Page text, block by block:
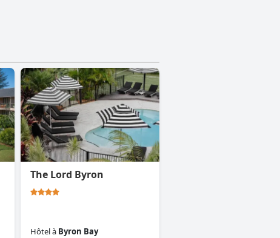
The Lord Byron
Hôtelà Byron Bay